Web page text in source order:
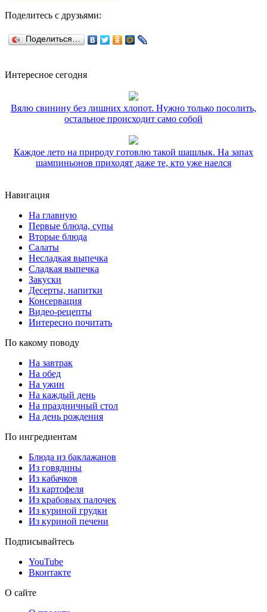
Поделитесь с друзьями:
Поделиться…
Интересное сегодня
Вялю свинину без лишних хлопот. Нужно только посолить,
остальное происходит само собой
Каждое лето на природу готовлю такой шашлык. На запах
шампиньонов приходят даже те, кто уже наелся
Навигация
На главную
Первые блюда, супы
Вторые блюда
Салаты
Несладкая выпечка
Сладкая выпечка
Закуски
Десерты, напитки
Консервация
Видео-рецепты
Интересно почитать
По какому поводу
На завтрак
На обед
На ужин
На каждый день
На праздничный стол
На день рождения
По ингредиентам
Блюда из баклажанов
Из говядины
Из кабачков
Из картофеля
Из крабовых палочек
Из куриной грудки
Из куриной печени
Подписывайтесь
YouTube
Вконтакте
О сайте